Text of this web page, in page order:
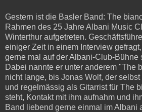
Gestern ist die Basler Band: The
Rahmen des 25 Jahre Albani Music
Winterthur aufgetreten.
einiger Zeit in einem Interview
gerne mal auf der Albani-Club-Bühne
Dabei nannte er unter anderem "The
nicht lange, bis Jonas Wolf, der
und regelmässig als Gitarrist für The
steht, Kontakt mit ihm aufnahm und
Band liebend gerne einmal im Albani